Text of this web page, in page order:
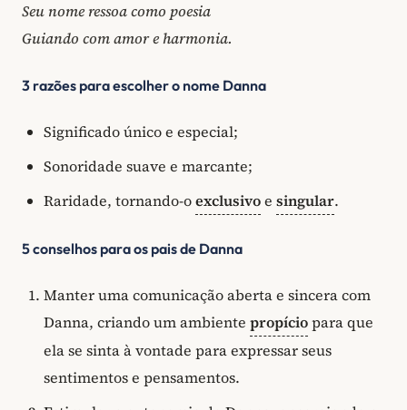
Seu nome ressoa como poesia
Guiando com amor e harmonia.
3 razões para escolher o nome Danna
Significado único e especial;
Sonoridade suave e marcante;
Raridade, tornando-oexclusivoe singular.
5 conselhos para os pais de Danna
Manter uma comunicação aberta e sincera com
Danna, criando um ambiente propíciopara que
ela se sinta à vontade para expressar seus
sentimentos e pensamentos.